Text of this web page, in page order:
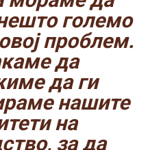
големо
проблем.
да
да ги
нашите
на
за да